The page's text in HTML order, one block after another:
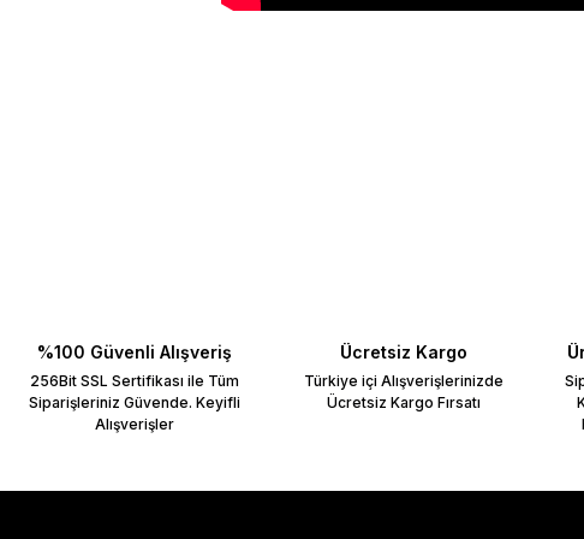
Bu ürünün fiyat bilgisi, resim, ürün açıklamalarında ve diğer konularda
%100 Güvenli Alışveriş
256Bit SSL Sertifikası ile Tüm
Siparişleriniz Güvende. Keyifli
Alışverişler
Ücretsiz Kargo
Türkiye içi Alışverişlerinizde
Ücretsiz Kargo Fırsatı